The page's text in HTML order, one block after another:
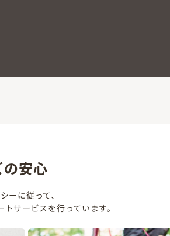
安心
ーに従って、
サービスを行っています。